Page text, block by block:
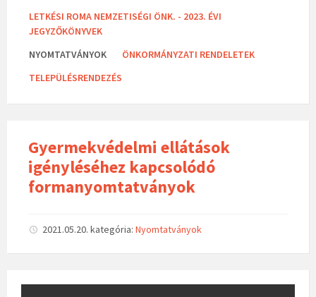
LETKÉSI ROMA NEMZETISÉGI ÖNK. - 2023. ÉVI
JEGYZŐKÖNYVEK
NYOMTATVÁNYOK
ÖNKORMÁNYZATI RENDELETEK
TELEPÜLÉSRENDEZÉS
Gyermekvédelmi ellátások
igényléséhez kapcsolódó
formanyomtatványok
2021.05.20. kategória: Nyomtatványok